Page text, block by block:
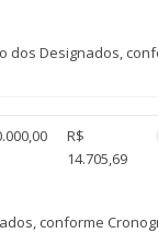
dos Designados,
R$
14.705,69
conforme